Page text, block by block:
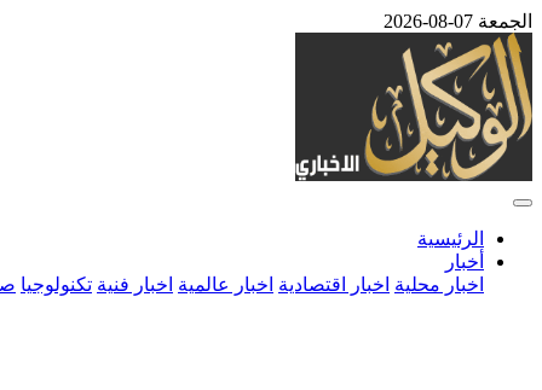
الجمعة 07-08-2026
الرئيسية
أخبار
اخبار محلية اخبار اقتصادية اخبار عالمية اخبار فنية تكنولوجيا